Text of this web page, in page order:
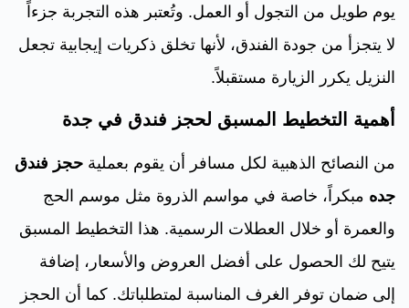
يوم طويل من التجول أو العمل. وتُعتبر هذه التجربة جزءاً
لا يتجزأ من جودة الفندق، لأنها تخلق ذكريات إيجابية تجعل
النزيل يكرر الزيارة مستقبلاً.
أهمية التخطيط المسبق لحجز فندق في جدة
من النصائح الذهبية لكل مسافر أن يقوم بعملية حجز فندق
جده مبكراً، خاصة في مواسم الذروة مثل موسم الحج
والعمرة أو خلال العطلات الرسمية. هذا التخطيط المسبق
يتيح لك الحصول على أفضل العروض والأسعار، إضافة
إلى ضمان توفر الغرف المناسبة لمتطلباتك. كما أن الحجز